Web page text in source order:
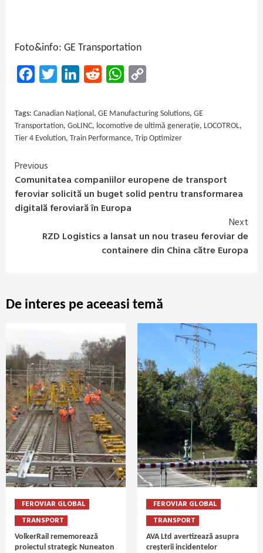
Foto&info: GE Transportation
FacebookTwitter LinkedInReddit WhatsApp
Tags: Canadian Național, GE Manufacturing Solutions, GE
Transportation, GoLINC, locomotive de ultimă generație, LOCOTROL,
Tier 4 Evolution, Train Performance, Trip Optimizer
Continue
Reading
Previous
Comunitatea companiilor europene de transport
feroviar solicită un buget solid pentru transformarea
digitală feroviară în Europa
Next
RZD Logistics a lansat un nou traseu feroviar de
containere din China către Europa
De interes pe aceeasi temă
FEROVIAR GLOBAL
TRANSPORT
VolkerRail rememorează
proiectul strategic Nuneaton
FEROVIAR GLOBAL
TRANSPORT
AVA Ltd avertizează asupra
creșterii incidentelor